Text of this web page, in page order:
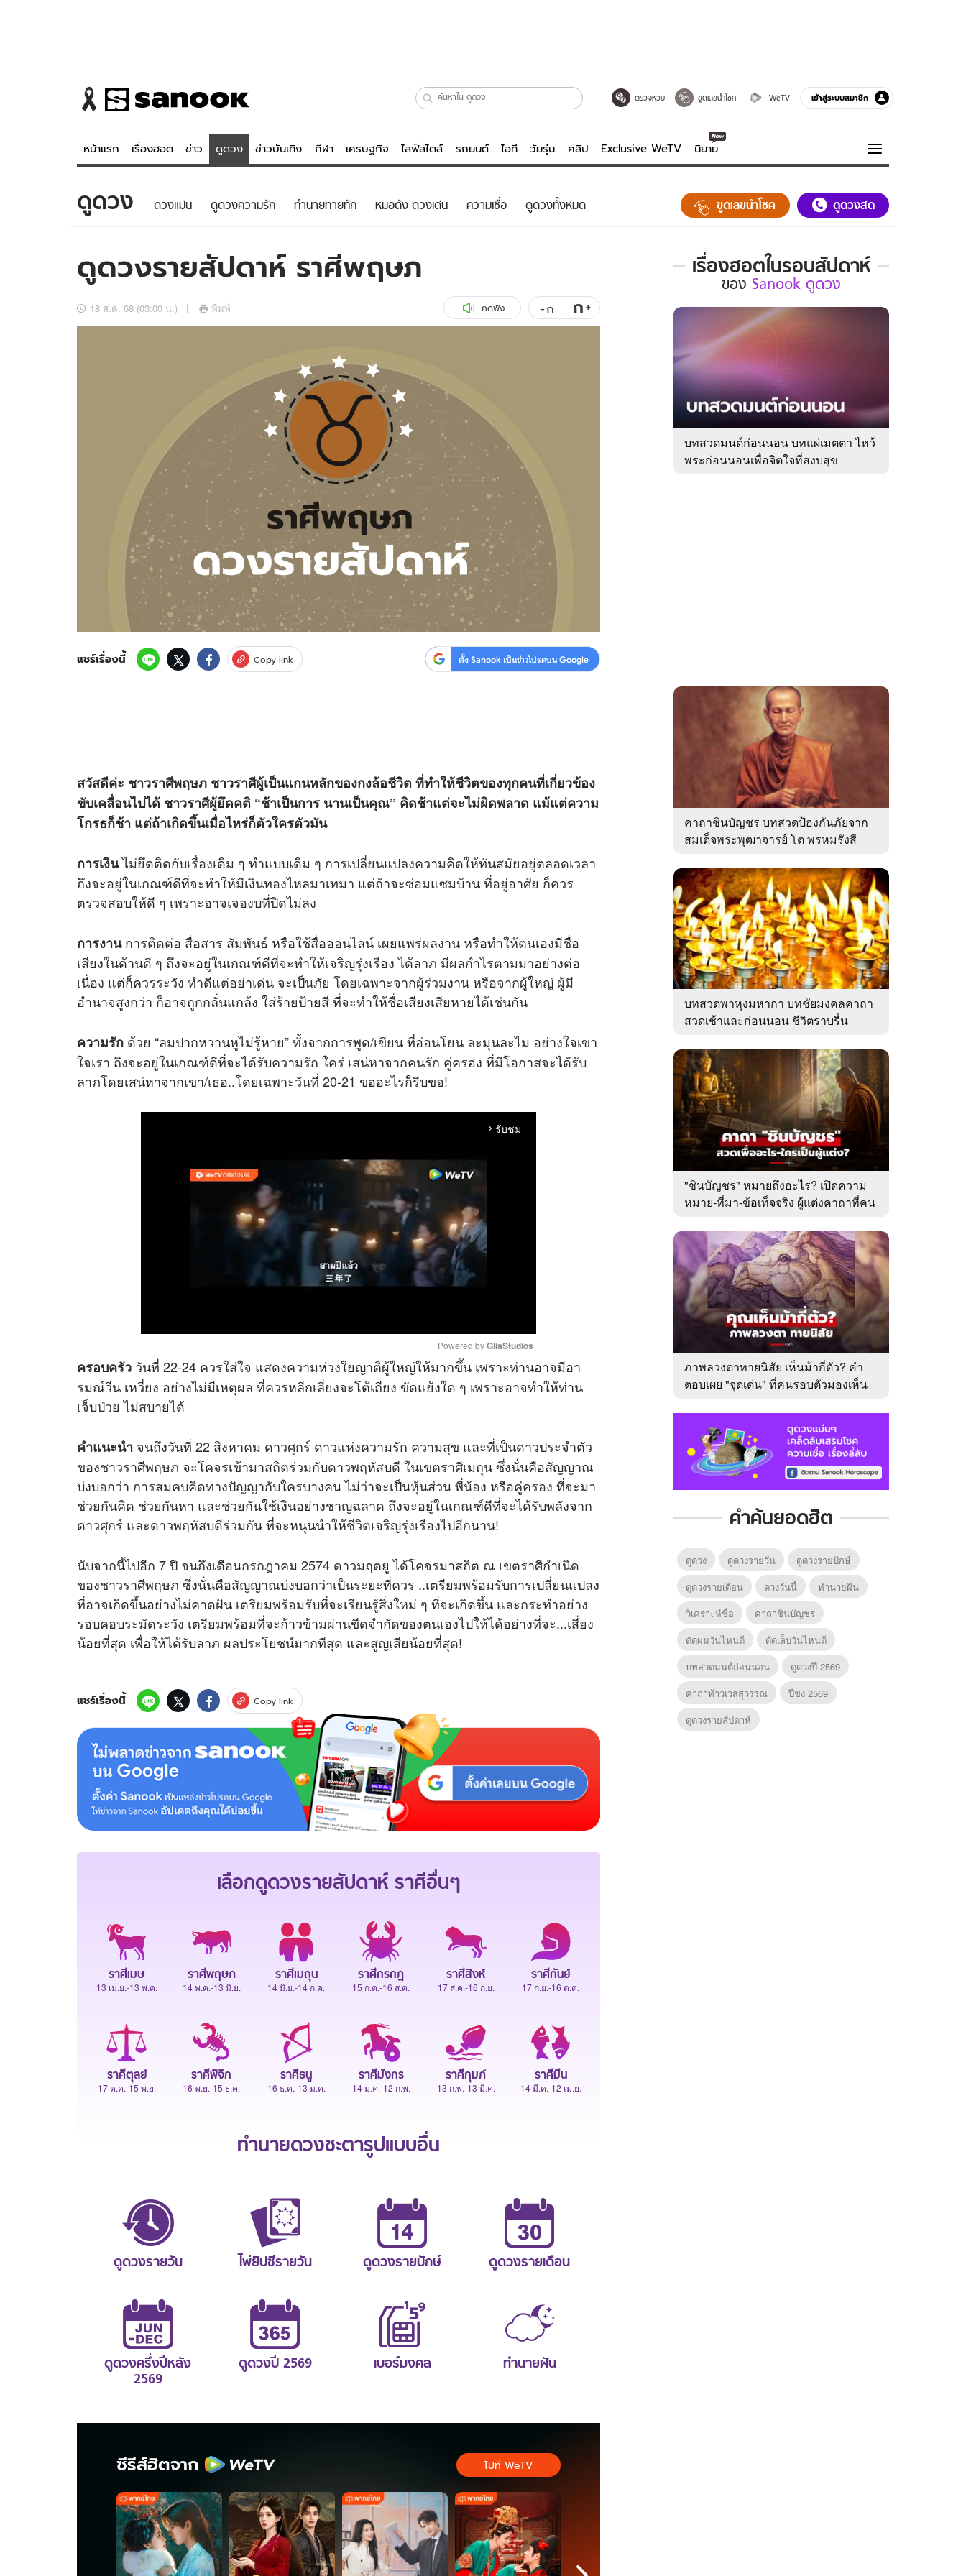
ตรวจหวย ขูดเลขนำโชค WeTV เข้าสู่ระบบสมาชิก
หน้าแรก เรื่องฮอต ข่าว ดูดวง ข่าวบันเทิง กีฬา เศรษฐกิจ ไลฟ์สไตล์ รถยนต์ ไอที วัยรุ่น คลิป Exclusive WeTV นิยาย
ข่าว
ข่าวบันเทิง
ดูดวง - ตรวจหวย
สถิติหวยไทย
ไลฟ์สไตล์
รถยนต์
Tasteful Thailand
Sanook Choice
คลิป
พอดแคสต์
ความรู้รอบตัว
ฮาวทู
ดาวน์โหลดสนุกแอปฟรี ติดตามสนุกโซเชียลได้ที่
สงวนลิขสิทธิ์ © 2569 บริษัท อิมเมจ ฟิวเจอร์ (ประเทศไทย) จำกัด
ดูดวง ดวงแม่น ดูดวงความรัก ทํานายทายทัก หมอดัง ดวงเด่น ความเชื่อ ดูดวงทั้งหมด ขูดเลขนำโชค ดูดวงสด
ดูดวงรายสัปดาห์ ราศีพฤษภ
18 ส.ค. 68 (03:00 น.) พิมพ์ กดฟัง -ก ก+
แชร์เรื่องนี้ Copy link ตั้ง Sanook เป็นข่าวโปรดบน Google
สวัสดีค่ะ ชาวราศีพฤษภ ชาวราศีผู้เป็นแกนหลักของกงล้อชีวิต ที่ทำให้ชีวิตของทุกคนที่เกี่ยวข้อง
ขับเคลื่อนไปได้ ชาวราศีผู้ยึดคติ “ช้าเป็นการ นานเป็นคุณ” คิดช้าแต่จะไม่ผิดพลาด แม้แต่ความ
โกรธก็ช้า แต่ถ้าเกิดขึ้นเมื่อไหร่ก็ตัวใครตัวมัน
การเงินไม่ยึดติดกับเรื่องเดิม ๆ ทำแบบเดิม ๆ การเปลี่ยนแปลงความคิดให้ทันสมัยอยู่ตลอดเวลา
ถึงจะอยู่ในเกณฑ์ดีที่จะทำให้มีเงินทองไหลมาเทมา แต่ถ้าจะซ่อมแซมบ้าน ที่อยู่อาศัย ก็ควร
ตรวจสอบให้ดี ๆ เพราะอาจเจองบที่ปิดไม่ลง
การงานการติดต่อ สื่อสาร สัมพันธ์ หรือใช้สื่อออนไลน์ เผยแพร่ผลงาน หรือทำให้ตนเองมีชื่อ
เสียงในด้านดี ๆ ถึงจะอยู่ในเกณฑ์ดีที่จะทำให้เจริญรุ่งเรือง ได้ลาภ มีผลกำไรตามมาอย่างต่อ
เนื่อง แต่ก็ควรระวัง ทำดีแต่อย่าเด่น จะเป็นภัย โดยเฉพาะจากผู้ร่วมงาน หรือจากผู้ใหญ่ ผู้มี
อำนาจสูงกว่า ก็อาจถูกกลั่นแกล้ง ใส่ร้ายป้ายสี ที่จะทำให้ชื่อเสียงเสียหายได้เช่นกัน
ความรัก ด้วย “ลมปากหวานหูไม่รู้หาย” ทั้งจากการพูด/เขียน ที่อ่อนโยน ละมุนละไม อย่างใจเขา
ใจเรา ถึงจะอยู่ในเกณฑ์ดีที่จะได้รับความรัก ใคร่ เสน่หาจากคนรัก คู่ครอง ที่มีโอกาสจะได้รับ
ลาภโดยเสน่หาจากเขา/เธอ..โดยเฉพาะวันที่ 20-21 ขออะไรก็รีบขอ!
arrow_forward_ios รับชม
M
e
Powered by GliaStudios
ครอบครัว วันที่ 22-24 ควรใส่ใจ แสดงความห่วงใยญาติผู้ใหญ่ให้มากขึ้น เพราะท่านอาจมีอา
รมณ์วีน เหวี่ยง อย่างไม่มีเหตุผล ที่ควรหลีกเลี่ยงจะโต้เถียง ขัดแย้งใด ๆ เพราะอาจทำให้ท่าน
เจ็บป่วย ไม่สบายได้
คำแนะนำ จนถึงวันที่ 22 สิงหาคม ดาวศุกร์ ดาวแห่งความรัก ความสุข และที่เป็นดาวประจำตัว
ของชาวราศีพฤษภ จะโคจรเข้ามาสถิตร่วมกับดาวพฤหัสบดี ในเขตราศีเมถุน ซึ่งนั่นคือสัญญาณ
บ่งบอกว่า การสมคบคิดทางปัญญากับใครบางคน ไม่ว่าจะเป็นหุ้นส่วน พี่น้อง หรือคู่ครอง ที่จะมา
ช่วยกันคิด ช่วยกันหา และช่วยกันใช้เงินอย่างชาญฉลาด ถึงจะอยู่ในเกณฑ์ดีที่จะได้รับพลังจาก
ดาวศุกร์ และดาวพฤหัสบดีร่วมกัน ที่จะหนุนนำให้ชีวิตเจริญรุ่งเรืองไปอีกนาน!
นับจากนี้ไปอีก 7 ปี จนถึงเดือนกรกฎาคม 2574 ดาวมฤตยู ได้โคจรมาสถิต ณ เขตราศีกำเนิด
ของชาวราศีพฤษภ ซึ่งนั่นคือสัญญาณบ่งบอกว่าเป็นระยะที่ควร ..เตรียมพร้อมรับการเปลี่ยนแปลง
ที่อาจเกิดขึ้นอย่างไม่คาดฝัน เตรียมพร้อมรับที่จะเรียนรู้สิ่งใหม่ ๆ ที่จะเกิดขึ้น และกระทำอย่าง
รอบคอบระมัดระวัง เตรียมพร้อมที่จะก้าวข้ามผ่านขีดจำกัดของตนเองไปให้ได้อย่างที่จะ...เสี่ยง
น้อยที่สุด เพื่อให้ได้รับลาภ ผลประโยชน์มากทีสุด และสูญเสียน้อยที่สุด!
แชร์เรื่องนี้ Copy link
เลือกดูดวงรายสัปดาห์ราศีอื่นๆ
ราศีเมษ
13 เม.ย.-13 พ.ค.
ราศีพฤษภ
14 พ.ค.-13 มิ.ย.
ราศีเมถุน
14 มิ.ย.-14 ก.ค.
ราศีกรกฎ
15 ก.ค.-16 ส.ค.
ราศีสิงห์
17 ส.ค.-16 ก.ย.
ราศีกันย์
17 ก.ย.-16 ต.ค.
ราศีตุลย์
17 ต.ค.-15 พ.ย.
ราศีพิจิก
16 พ.ย.-15 ธ.ค.
ราศีธนู
16 ธ.ค.-13 ม.ค.
ราศีมังกร
14 ม.ค.-12 ก.พ.
ราศีกุมภ์
13 ก.พ.-13 มี.ค.
ราศีมีน
14 มี.ค.-12 เม.ย.
ทำนายดวงชะตารูปแบบอื่น
ดูดวงรายวัน ไพ่ยิปซีรายวัน ดูดวงรายปักษ์ ดูดวงรายเดือน
ดูดวงครึ่งปีหลัง
2569
ดูดวงปี 2569 เบอร์มงคล ทำนายฝัน
ซีรีส์ฮิตจาก ไปที่ WeTV
เรื่องฮอตในรอบสัปดาห์
เรื่อง
ใน
รอบ
ของ
Sanook
ดูด
ของ Sanook ดูดวง
บทสวดมนต์ก่อนนอน บทแผ่เมตตา ไหว้
พระก่อนนอนเพื่อจิตใจที่สงบสุข
คาถาชินบัญชร บทสวดป้องกันภัยจาก
สมเด็จพระพุฒาจารย์ โต พรหมรังสี
บทสวดพาหุงมหากา บทชัยมงคลคาถา
สวดเช้าและก่อนนอน ชีวิตราบรื่น
"ชินบัญชร" หมายถึงอะไร? เปิดความ
หมาย-ที่มา-ข้อเท็จจริง ผู้แต่งคาถาที่คน
ภาพลวงตาทายนิสัย เห็นม้ากี่ตัว? คำ
ตอบเผย "จุดเด่น" ที่คนรอบตัวมองเห็น
คำค้นยอดฮิต
ดูดวง ดูดวงรายวัน
ดูดวงรายปักษ์
ดูดวงรายเดือน
ดวงวันนี้
ทํานายฝัน
วิเคราะห์ชื่อ
คาถาชินบัญชร
ตัดผมวันไหนดี
ตัดเล็บวันไหนดี
บทสวดมนต์ก่อนนอน
ดูดวงปี 2569
คาถาท้าวเวสสุวรรณ
ปีชง 2569
ดูดวงรายสัปดาห์